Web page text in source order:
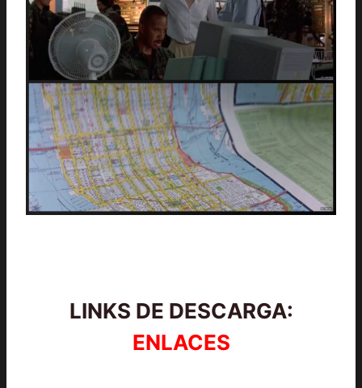
LINKS DE DESCARGA:
ENLACES